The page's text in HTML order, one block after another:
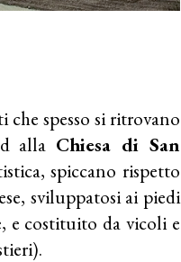
spesso si ritrovano
alla Chiesa di San
spiccano rispetto
sviluppatosi ai piedi
e costituito da vicoli e